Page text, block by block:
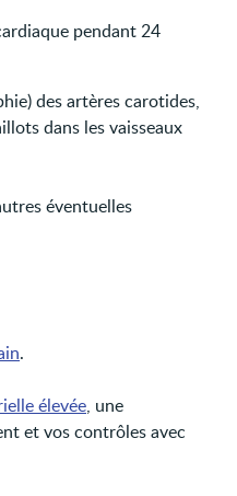
pendant 24
des artères carotides,
dans les vaisseaux
éventuelles
.
élevée, une
et vos contrôles avec